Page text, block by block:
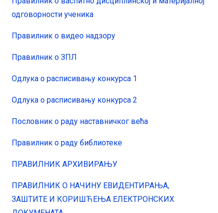
одговорности ученика
Правилник о видео надзору
Правилник о ЗПЛ
Одлука о расписивању конкурса 1
Oдлука о расписивању конкурса 2
Пословник о раду наставничког већа
Правилник о раду библиотеке
ПРАВИЛНИК АРХИВИРАЊУ
ПРАВИЛНИК О НАЧИНУ ЕВИДЕНТИРАЊА,
ЗАШТИТЕ И КОРИШЋЕЊА ЕЛЕКТРОНСКИХ